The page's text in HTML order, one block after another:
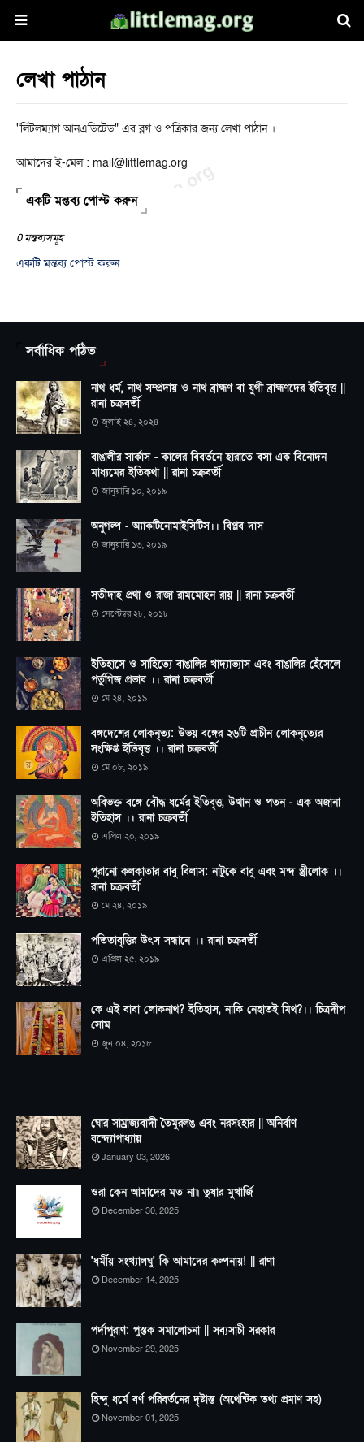
লেখা পাঠান
"লিটলম্যাগ আনএডিটেড" এর ব্লগ ও পত্রিকার জন্য লেখা পাঠান ।
আমাদের ই-মেল : mail@littlemag.org
একটি মন্তব্য পোস্ট করুন
0 মন্তব্যসমূহ
একটি মন্তব্য পোস্ট করুন
সর্বাধিক পঠিত
নাথ ধর্ম, নাথ সম্প্রদায় ও নাথ ব্রাহ্মণ বা যুগী ব্রাহ্মণদের ইতিবৃত্ত ||
রানা চক্রবর্তী
জুলাই ২৪, ২০২৪
বাঙালীর সার্কাস - কালের বিবর্তনে হারাতে বসা এক বিনোদন
মাধ্যমের ইতিকথা || রানা চক্রবর্তী
জানুয়ারি ১০, ২০১৯
অনুগল্প - অ্যাকটিনোমাইসিটিস।। বিপ্লব দাস
জানুয়ারি ১৩, ২০১৯
সতীদাহ প্রথা ও রাজা রামমোহন রায় || রানা চক্রবর্তী
সেপ্টেম্বর ২৮, ২০১৮
ইতিহাসে ও সাহিত্যে বাঙালির খাদ্যাভ্যাস এবং বাঙালির হেঁসেলে
পর্তুগিজ প্রভাব ।। রানা চক্রবর্তী
মে ২৪, ২০১৯
বঙ্গদেশের লোকনৃত্য: উভয় বঙ্গের ২৬টি প্রাচীন লোকনৃত্যের
সংক্ষিপ্ত ইতিবৃত্ত ।। রানা চক্রবর্তী
মে ০৮, ২০১৯
অবিভক্ত বঙ্গে বৌদ্ধ ধর্মের ইতিবৃত্ত, উত্থান ও পতন - এক অজানা
ইতিহাস ।। রানা চক্রবর্তী
এপ্রিল ২০, ২০১৯
পুরানো কলকাতার বাবু বিলাস: নাটুকে বাবু এবং মন্দ স্ত্রীলোক ।।
রানা চক্রবর্তী
মে ২৪, ২০১৯
পতিতাবৃত্তির উৎস সন্ধানে ।। রানা চক্রবর্তী
এপ্রিল ২৫, ২০১৯
কে এই বাবা লোকনাথ? ইতিহাস, নাকি নেহাতই মিথ?।। চিত্রদীপ
সোম
জুন ০৪, ২০১৮
ঘোর সাম্রাজ্যবাদী তৈমুরলঙ এবং নরসংহার || অনির্বাণ
বন্দ্যোপাধ্যায়
January 03, 2026
ওরা কেন আমাদের মত না॥ তুষার মুখার্জি
December 30, 2025
'ধর্মীয় সংখ্যালঘু' কি আমাদের কল্পনায়! || রাণা
December 14, 2025
পর্দাপুরাণ: পুস্তক সমালোচনা || সব্যসাচী সরকার
November 29, 2025
হিন্দু ধর্মে বর্ণ পরিবর্তনের দৃষ্টান্ত (অথেন্টিক তথ্য প্রমাণ সহ)
November 01, 2025